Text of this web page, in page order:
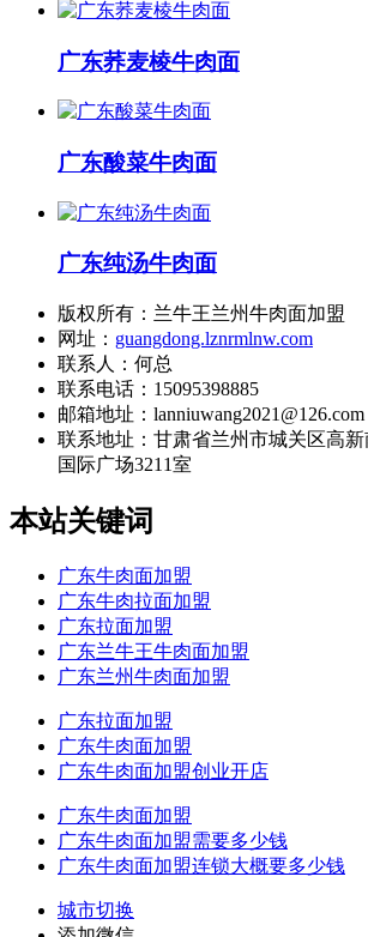
广东荞麦棱牛肉面
广东酸菜牛肉面
广东纯汤牛肉面
版权所有：兰牛王兰州牛肉面加盟
网址： guangdong.lznrmlnw.com
联系人：何总
联系电话：15095398885
邮箱地址：lanniuwang2021@126.com
联系地址： 甘肃省兰州市城关区高
国际广场3211室
本站关键词
广东牛肉面加盟
广东牛肉拉面加盟
广东拉面加盟
广东兰牛王牛肉面加盟
广东兰州牛肉面加盟
广东拉面加盟
广东牛肉面加盟
广东牛肉面加盟创业开店
广东牛肉面加盟
广东牛肉面加盟需要多少钱
广东牛肉面加盟连锁大概要多少钱
城市切换